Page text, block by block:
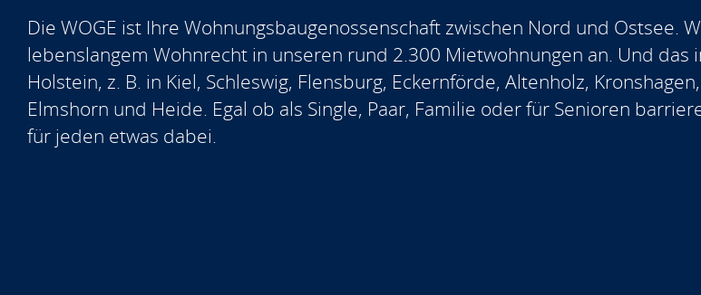
Die WOGE ist Ihre Wohnungsbaugenossenschaft zwischen Nord und
lebenslangem Wohnrecht in unseren rund 2.300 Mietwohnungen an. Und
Holstein, z. B. in Kiel, Schleswig, Flensburg, Eckernförde, Altenholz,
Elmshorn und Heide. Egal ob als Single, Paar, Familie oder für Senioren
für jeden etwas dabei.